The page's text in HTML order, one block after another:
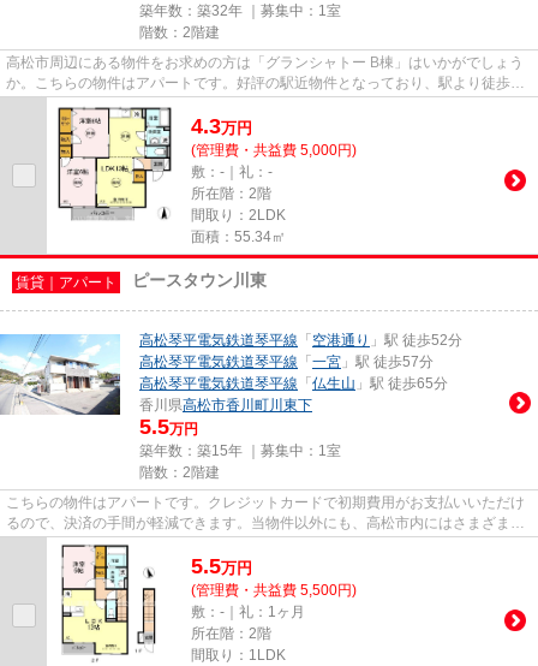
築年数：築32年 ｜募集中： 1室
階数：2階建
高松市周辺にある物件をお求めの方は「グランシャトー B棟」はいかがでしょう
か。こちらの物件はアパートです。好評の駅近物件となっており、駅より徒歩10
分に立地しています。物件探...
4.3万円
(管理費・共益費 5,000円)
敷：-｜礼：-
所在階：2階
間取り：2LDK
面積：55.34㎡
賃貸｜アパート ピースタウン川東
高松琴平電気鉄道琴平線 「 空港通り 」駅 徒歩52分
高松琴平電気鉄道琴平線 「 一宮 」駅 徒歩57分
高松琴平電気鉄道琴平線 「 仏生山 」駅 徒歩65分
香川県高松市香川町川東下
5.5万円
築年数：築15年 ｜募集中： 1室
階数：2階建
こちらの物件はアパートです。クレジットカードで初期費用がお支払いいただけ
るので、決済の手間が軽減できます。当物件以外にも、高松市内にはさまざまな
物件がございます。他の物件...
5.5万円
(管理費・共益費 5,500円)
敷：-｜礼：1ヶ月
所在階：2階
間取り：1LDK